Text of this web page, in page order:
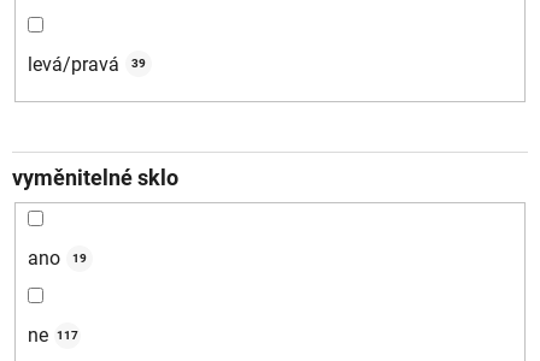
levá/pravá 39
vyměnitelné sklo
ano 19
ne 117